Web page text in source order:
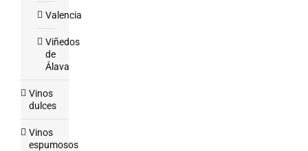
Valencia
Viñedos
de
Álava
Vinos
dulces
Vinos
espumosos